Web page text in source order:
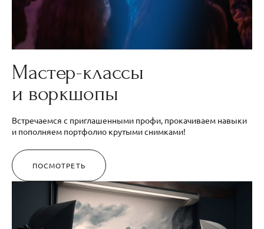
Мастер-классы
и воркшопы
Встречаемся с приглашенными профи, прокачиваем навыки
и пополняем портфолио крутыми снимками!
ПОСМОТРЕТЬ